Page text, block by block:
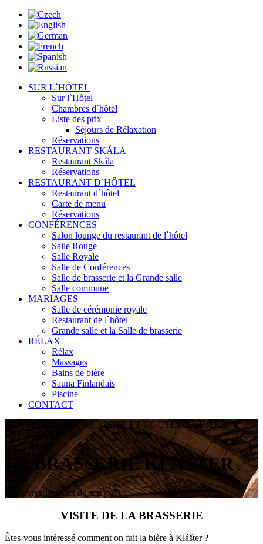
SUR L`HÔTEL
Sur l`Hôtel
Chambres d`hôtel
Liste des prix
Séjours de Rélaxation
Réservations
RESTAURANT SKÁLA
Restaurant Skála
Réservations
RESTAURANT D`HÔTEL
Restaurant d`hôtel
Carte de menu
Réservations
CONFÉRENCES
Salon lounge du restaurant de l`hôtel
Salle Rouge
Salle Royale
Salle de Conférences
Salle de brasserie et la Grande salle
Salle commune
MARIAGES
Salle de cérémonie royale
Restaurant de l`hôtel
Grande salle et la Salle de brasserie
RÉLAX
Rélax
Massages
Bains de bière
Sauna Finlandais
Piscine
CONTACT
RENDEZ-NOUS UNE VISITE ET GOÛTEZ LA BIÈRE
EXCELLENTE DE
LA BRASSERIE KLÁŠTER
découvrez le secret de son goût
VISITE DE LA BRASSERIE
Êtes-vous intéressé comment on fait la bière à Klášter ?